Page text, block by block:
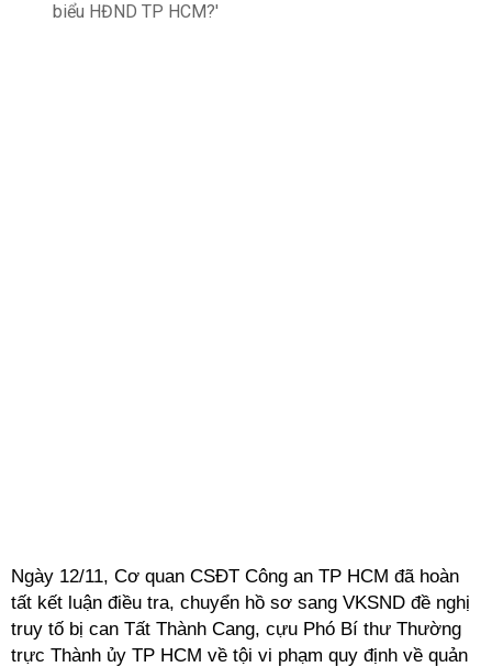
biểu HĐND TP HCM?'
Ngày 12/11, Cơ quan CSĐT Công an TP HCM đã hoàn
tất kết luận điều tra, chuyển hồ sơ sang VKSND đề nghị
truy tố bị can Tất Thành Cang, cựu Phó Bí thư Thường
trực Thành ủy TP HCM về tội vi phạm quy định về quản